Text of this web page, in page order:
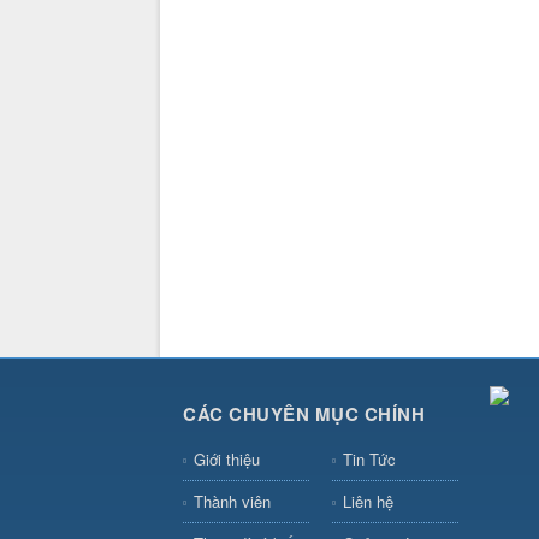
CÁC CHUYÊN MỤC CHÍNH
Giới thiệu
Tin Tức
Thành viên
Liên hệ